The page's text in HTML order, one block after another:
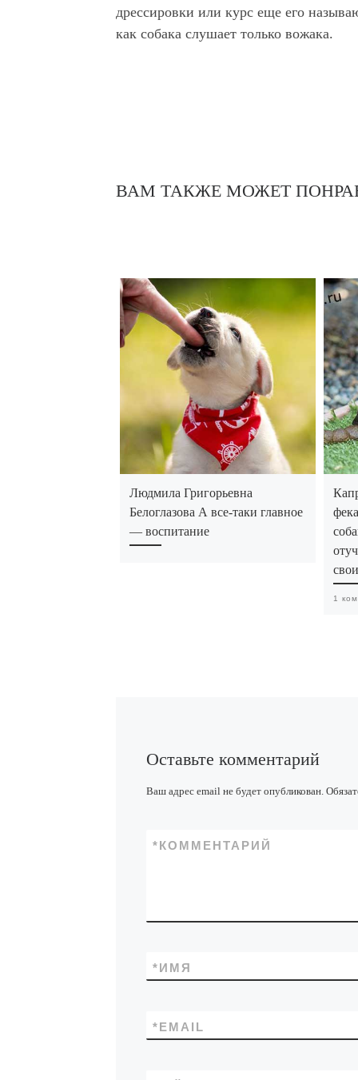
дрессировки или курс еще его
как собака слушает только вожака.
ВАМ ТАКЖЕ МОЖЕТ
Людмила Григорьевна
Белоглазова А все-таки главное
— воспитание
1
Оставьте комментарий
Ваш адрес email не будет опубликован.
КОММЕНТАРИЙ
*
ИМЯ
*
EMAIL
*